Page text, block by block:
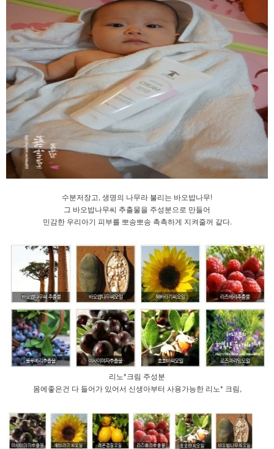
수분저장고, 생명의 나무라 불리는 바오밥나무!
그 바오밥나무씨 추출물을 주성분으로 만들어
민감한 우리아기 피부를 뽀송뽀송 촉촉하게 지켜줄꺼 같다.
리노*크림 주성분
몸에좋은건 다 들어가 있어서 신생아부터 사용가능한 리노* 크림,